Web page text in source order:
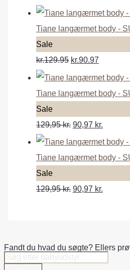
o
d
u
c
s
e
Tiane langærmet body -
SaleP
r
o
d
u
c
s
kr.129.95 kr.90.97
Tiane langærmet body -
SaleP
r
o
d
u
c
s
a
129,95kr. 90,97 kr.
Tiane langærmet body -
SaleP
r
c
129,95kr. 90,97 kr.
Fandt du hvad du søgte? Ellers
Products
search